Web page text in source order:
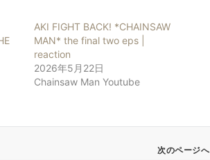
AKI FIGHT BACK! *CHAINSAW
MAN* the final two eps |
reaction
2026年5月22日
Chainsaw Man Youtube
次のページへ